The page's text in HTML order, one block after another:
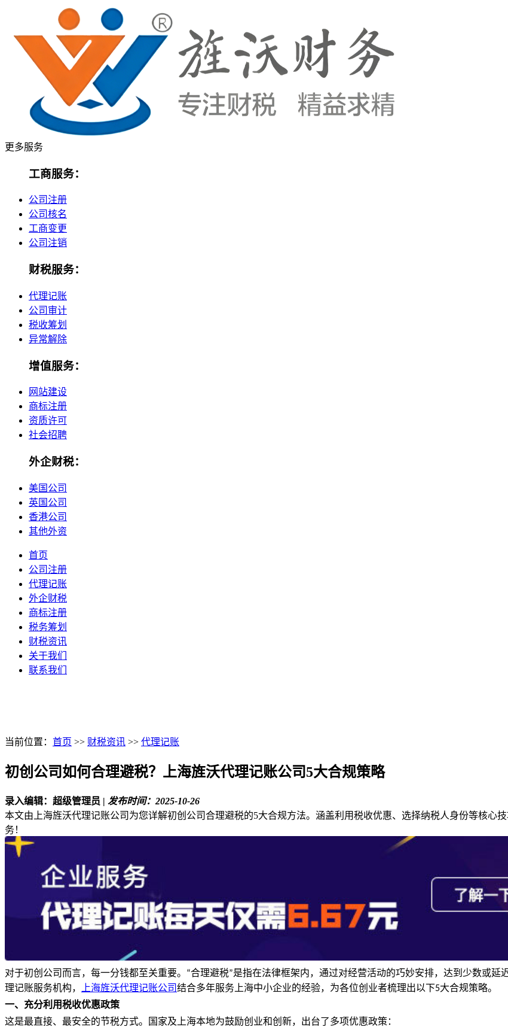
更多服务
工商服务：
公司注册
公司核名
工商变更
公司注销
财税服务：
代理记账
公司审计
税收筹划
异常解除
增值服务：
网站建设
商标注册
资质许可
社会招聘
外企财税：
美国公司
英国公司
香港公司
其他外资
首页
公司注册
代理记账
外企财税
商标注册
税务筹划
财税资讯
关于我们
联系我们
当前位置： 首页 >> 财税资讯 >> 代理记账
初创公司如何合理避税？上海旌沃代理记账公司5大合规策略
录入编辑：超级管理员 | 发布时间：2025-10-26
本文由上海旌沃代理记账公司为您详解初创公司合理避税的5大合规方法。涵盖利用税收优惠、选择纳税人身份等核心
务！
对于初创公司而言，每一分钱都至关重要。 “合理避税”是指在法律框架内，通过对经营活动的巧妙安排，达到少数或延
理记账服务机构，
上海旌沃代理记账公司结合多年服务上海中小企业的经验，为各位创业者梳理出以下5大合规策略。
一、充分利用税收优惠政策
这是最直接、最安全的节税方式。国家及上海本地为鼓励创业和创新，出台了多项优惠政策：